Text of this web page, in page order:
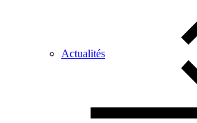
Actualités